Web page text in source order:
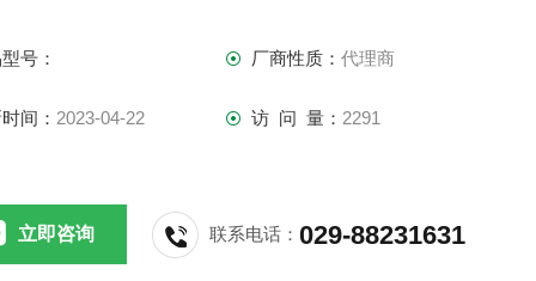
漂
带
强
流过载能力
号： 厂商性质： 代理商
间： 2023-04-22 访 问 量： 2291
立即咨询 联系电话：029-88231631